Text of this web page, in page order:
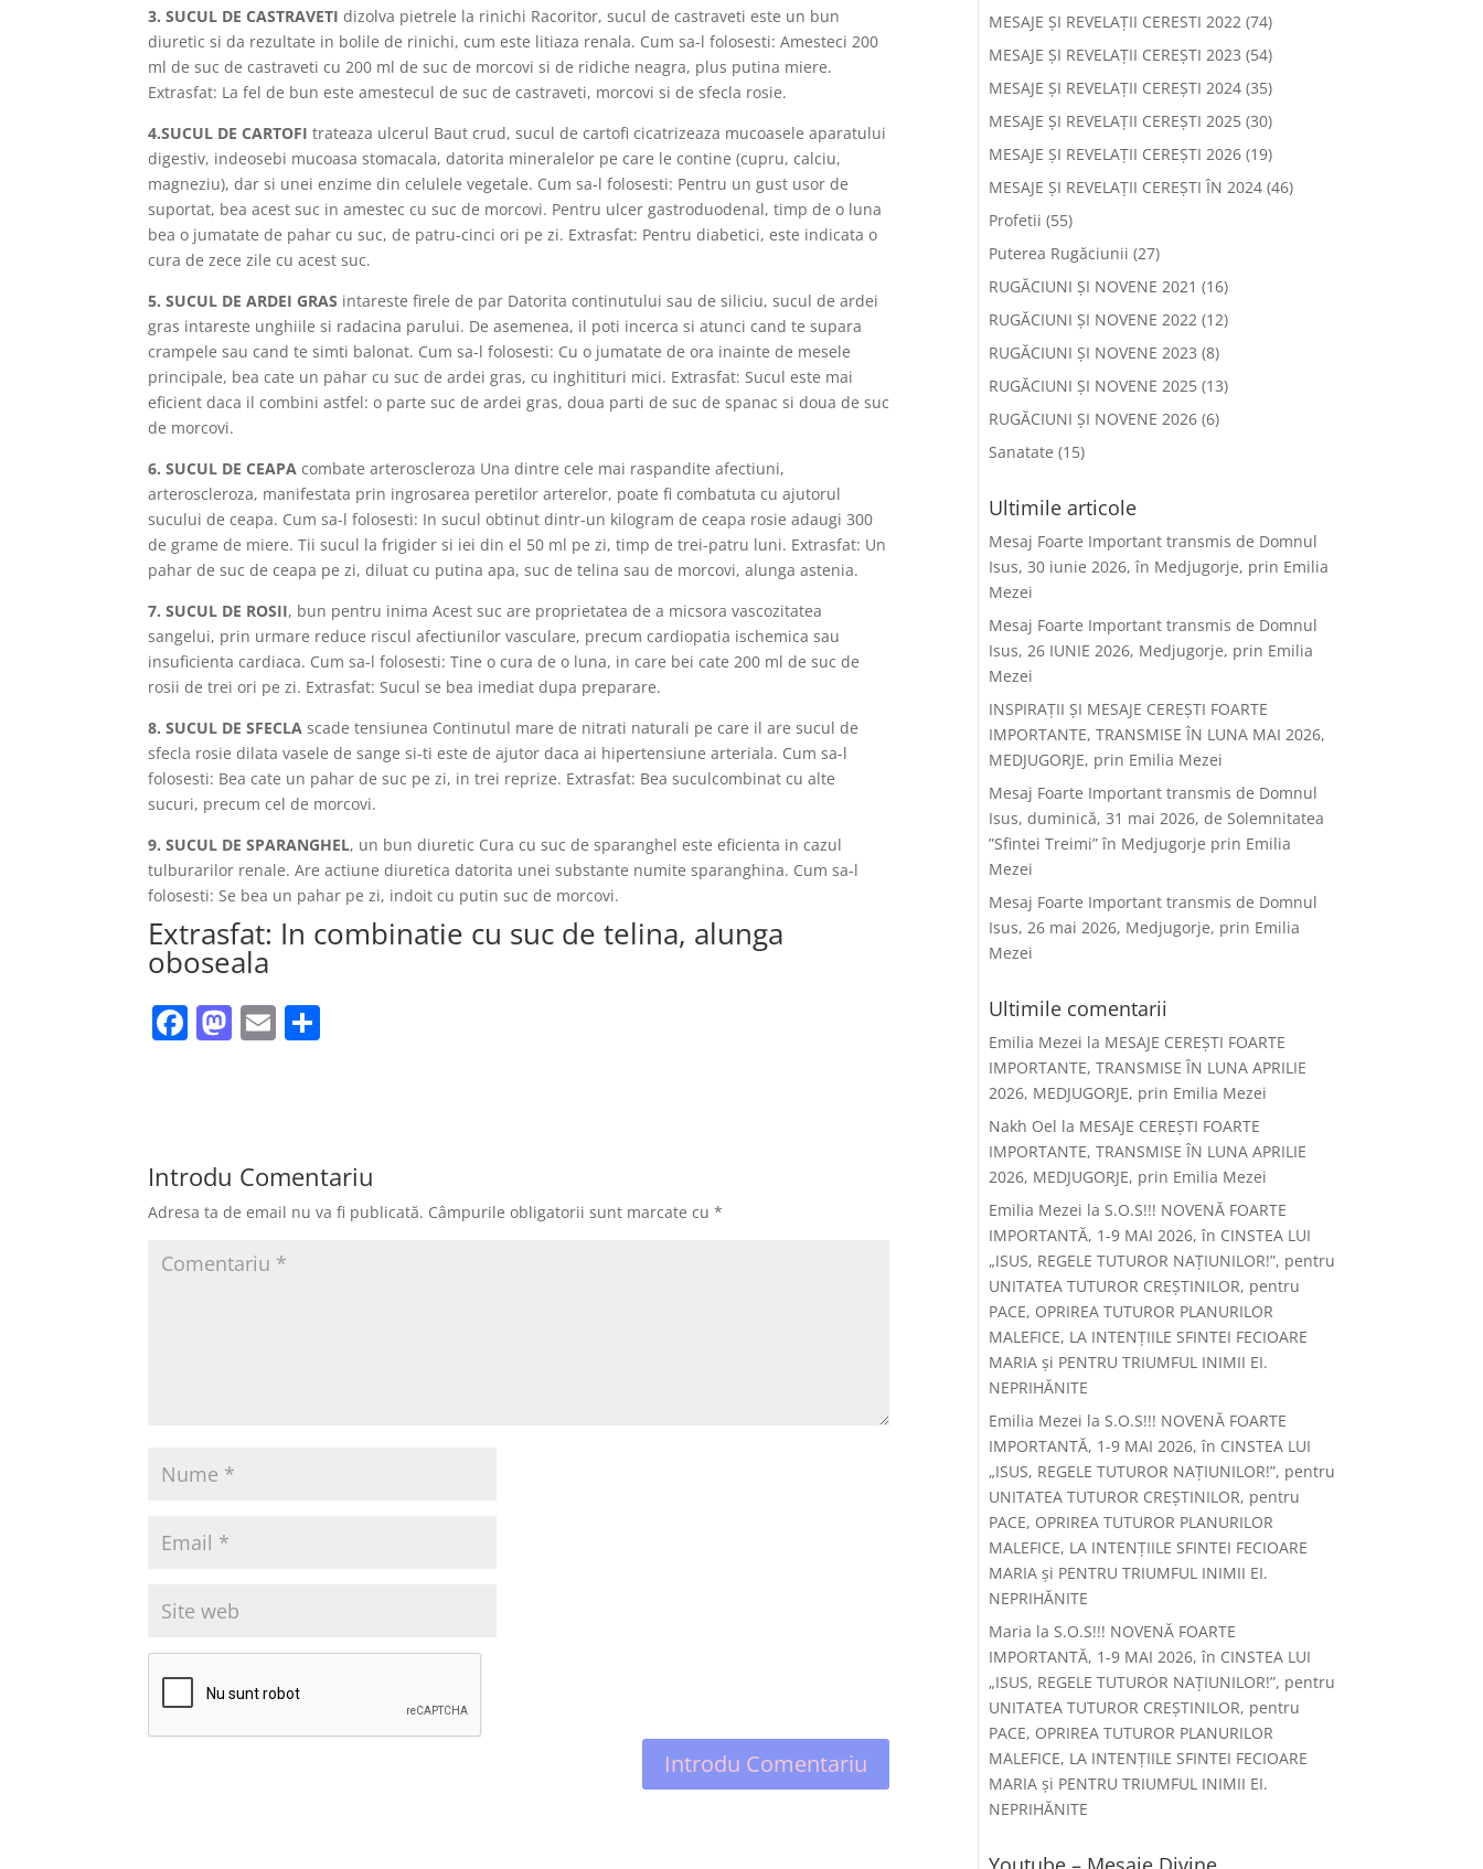
3. SUCUL DE CASTRAVETI dizolva pietrele la rinichi Racoritor, sucul de castraveti este un bun
diuretic si da rezultate in bolile de rinichi, cum este litiaza renala. Cum sa-l folosesti: Amesteci 200
ml de suc de castraveti cu 200 ml de suc de morcovi si de ridiche neagra, plus putina miere.
Extrasfat: La fel de bun este amestecul de suc de castraveti, morcovi si de sfecla rosie.
4.SUCUL DE CARTOFI trateaza ulcerul Baut crud, sucul de cartofi cicatrizeaza mucoasele aparatului
digestiv, indeosebi mucoasa stomacala, datorita mineralelor pe care le contine (cupru, calciu,
magneziu), dar si unei enzime din celulele vegetale. Cum sa-l folosesti: Pentru un gust usor de
suportat, bea acest suc in amestec cu suc de morcovi. Pentru ulcer gastroduodenal, timp de o luna
bea o jumatate de pahar cu suc, de patru-cinci ori pe zi. Extrasfat: Pentru diabetici, este indicata o
cura de zece zile cu acest suc.
5. SUCUL DE ARDEI GRAS intareste firele de par Datorita continutului sau de siliciu, sucul de ardei
gras intareste unghiile si radacina parului. De asemenea, il poti incerca si atunci cand te supara
crampele sau cand te simti balonat. Cum sa-l folosesti: Cu o jumatate de ora inainte de mesele
principale, bea cate un pahar cu suc de ardei gras, cu inghitituri mici. Extrasfat: Sucul este mai
eficient daca il combini astfel: o parte suc de ardei gras, doua parti de suc de spanac si doua de suc
de morcovi.
6. SUCUL DE CEAPA combate arteroscleroza Una dintre cele mai raspandite afectiuni,
arteroscleroza, manifestata prin ingrosarea peretilor arterelor, poate fi combatuta cu ajutorul
sucului de ceapa. Cum sa-l folosesti: In sucul obtinut dintr-un kilogram de ceapa rosie adaugi 300
de grame de miere. Tii sucul la frigider si iei din el 50 ml pe zi, timp de trei-patru luni. Extrasfat: Un
pahar de suc de ceapa pe zi, diluat cu putina apa, suc de telina sau de morcovi, alunga astenia.
7. SUCUL DE ROSII, bun pentru inima Acest suc are proprietatea de a micsora vascozitatea
sangelui, prin urmare reduce riscul afectiunilor vasculare, precum cardiopatia ischemica sau
insuficienta cardiaca. Cum sa-l folosesti: Tine o cura de o luna, in care bei cate 200 ml de suc de
rosii de trei ori pe zi. Extrasfat: Sucul se bea imediat dupa preparare.
8. SUCUL DE SFECLA scade tensiunea Continutul mare de nitrati naturali pe care il are sucul de
sfecla rosie dilata vasele de sange si-ti este de ajutor daca ai hipertensiune arteriala. Cum sa-l
folosesti: Bea cate un pahar de suc pe zi, in trei reprize. Extrasfat: Bea suculcombinat cu alte
sucuri, precum cel de morcovi.
9. SUCUL DE SPARANGHEL, un bun diuretic Cura cu suc de sparanghel este eficienta in cazul
tulburarilor renale. Are actiune diuretica datorita unei substante numite sparanghina. Cum sa-l
folosesti: Se bea un pahar pe zi, indoit cu putin suc de morcovi.
Extrasfat: In combinatie cu suc de telina, alunga
oboseala
F
b
o
o
k
M
d
o
n
E
a
z
ă
Introdu Comentariu
Adresa ta de email nu va fi publicată. Câmpurile obligatorii sunt marcate cu*
MESAJE ȘI REVELAȚII CERESTI 2022 (74)
MESAJE ȘI REVELAȚII CEREȘTI 2023 (54)
MESAJE ȘI REVELAȚII CEREȘTI 2024(35)
MESAJE ȘI REVELAȚII CEREȘTI 2025(30)
MESAJE ȘI REVELAȚII CEREȘTI 2026(19)
MESAJE ȘI REVELAȚII CEREȘTI ÎN 2024(46)
Profetii (55)
Puterea Rugăciunii (27)
RUGĂCIUNI ȘI NOVENE 2021 (16)
RUGĂCIUNI ȘI NOVENE 2022 (12)
RUGĂCIUNI ȘI NOVENE 2023 (8)
RUGĂCIUNI ȘI NOVENE 2025(13)
RUGĂCIUNI ȘI NOVENE 2026(6)
Sanatate (15)
Ultimile articole
Mesaj Foarte Important transmis de Domnul
Isus, 30 iunie 2026, în Medjugorje, prin Emilia
Mezei
Mesaj Foarte Important transmis de Domnul
Isus, 26 IUNIE 2026, Medjugorje, prin Emilia
Mezei
INSPIRAȚII ȘI MESAJE CEREȘTI FOARTE
IMPORTANTE, TRANSMISE ÎN LUNA MAI 2026,
MEDJUGORJE, prin Emilia Mezei
Mesaj Foarte Important transmis de Domnul
Isus, duminică, 31 mai 2026, de Solemnitatea
”Sfintei Treimi” în Medjugorje prin Emilia
Mezei
Mesaj Foarte Important transmis de Domnul
Isus, 26 mai 2026, Medjugorje, prin Emilia
Mezei
Ultimile comentarii
Emilia Mezei la MESAJE CEREȘTI FOARTE
IMPORTANTE, TRANSMISE ÎN LUNA APRILIE
2026, MEDJUGORJE, prin Emilia Mezei
Nakh Oel la MESAJE CEREȘTI FOARTE
IMPORTANTE, TRANSMISE ÎN LUNA APRILIE
2026, MEDJUGORJE, prin Emilia Mezei
Emilia Mezei la S.O.S!!! NOVENĂ FOARTE
IMPORTANTĂ, 1-9 MAI 2026, în CINSTEA LUI
„ISUS, REGELE TUTUROR NAȚIUNILOR!”, pentru
UNITATEA TUTUROR CREȘTINILOR, pentru
PACE, OPRIREA TUTUROR PLANURILOR
MALEFICE, LA INTENȚIILE SFINTEI FECIOARE
MARIA și PENTRU TRIUMFUL INIMII EI.
NEPRIHĂNITE
Emilia Mezei la S.O.S!!! NOVENĂ FOARTE
IMPORTANTĂ, 1-9 MAI 2026, în CINSTEA LUI
„ISUS, REGELE TUTUROR NAȚIUNILOR!”, pentru
UNITATEA TUTUROR CREȘTINILOR, pentru
PACE, OPRIREA TUTUROR PLANURILOR
MALEFICE, LA INTENȚIILE SFINTEI FECIOARE
MARIA și PENTRU TRIUMFUL INIMII EI.
NEPRIHĂNITE
Maria la S.O.S!!! NOVENĂ FOARTE
IMPORTANTĂ, 1-9 MAI 2026, în CINSTEA LUI
„ISUS, REGELE TUTUROR NAȚIUNILOR!”, pentru
UNITATEA TUTUROR CREȘTINILOR, pentru
PACE, OPRIREA TUTUROR PLANURILOR
MALEFICE, LA INTENȚIILE SFINTEI FECIOARE
MARIA și PENTRU TRIUMFUL INIMII EI.
NEPRIHĂNITE